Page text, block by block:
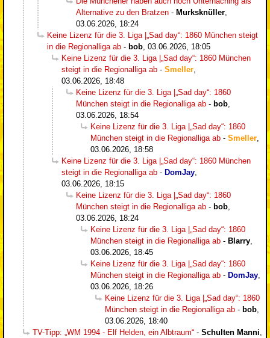
Alternative zu den Bratzen - Murksknüller
03.06.2026, 18:24
Keine Lizenz für die 3. Liga |„Sad day“: 1860 München steigt
in die Regionalliga ab - bob 03.06.2026, 18:05
Keine Lizenz für die 3. Liga |„Sad day“: 1860 München
steigt in die Regionalliga ab - Smeller
03.06.2026, 18:48
Keine Lizenz für die 3. Liga |„Sad day“: 1860
München steigt in die Regionalliga ab - bob
03.06.2026, 18:54
Keine Lizenz für die 3. Liga |„Sad day“: 1860
München steigt in die Regionalliga ab - Smeller
03.06.2026, 18:58
Keine Lizenz für die 3. Liga |„Sad day“: 1860 München
steigt in die Regionalliga ab - DomJay
03.06.2026, 18:15
Keine Lizenz für die 3. Liga |„Sad day“: 1860
München steigt in die Regionalliga ab - bob
03.06.2026, 18:24
Keine Lizenz für die 3. Liga |„Sad day“: 1860
München steigt in die Regionalliga ab - Blarry
03.06.2026, 18:45
Keine Lizenz für die 3. Liga |„Sad day“: 1860
München steigt in die Regionalliga ab - DomJay
03.06.2026, 18:26
Keine Lizenz für die 3. Liga |„Sad day“: 1860
München steigt in die Regionalliga ab - bob
03.06.2026, 18:40
TV-Tipp: „WM 1994 - Elf Helden, ein Albtraum“ - Schulten Manni